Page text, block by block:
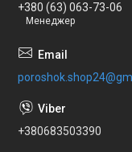
+380 (63) 063-73-06
Менеджер
+380683503390